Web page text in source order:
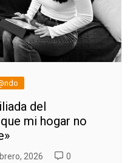
del
mi hogar no
2026 0